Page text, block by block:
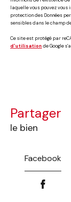
laquelle vous pouvez vous
protection des Données
sensibles dans le champ
Ce site est protégé par
d'utilisation de Google
partager
le bien
Facebook